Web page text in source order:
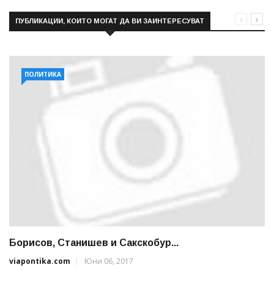
ПУБЛИКАЦИИ, КОИТО МОГАТ ДА ВИ ЗАИНТЕРЕСУВАТ
ПОЛИТИКА
Борисов, Станишев и Сакскобур...
viapontika.com
Юни 06, 2017